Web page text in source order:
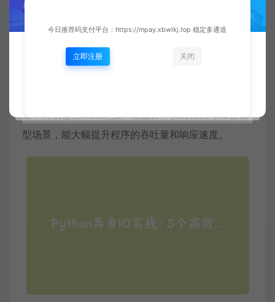
    tasks = [fetch_page(url) for url in urls]
    return await asyncio.gather(*tasks)
urls = ["https://example.com/1", "https://
pages = asyncio.run(crawl(urls))
案，特别适合Web爬虫、微服务、实时应用等IO密集
型场景，能大幅提升程序的吞吐量和响应速度。
今日推荐码支付平台：https://mpay.xbwlkj.top 稳定多通道
立即注册 关闭